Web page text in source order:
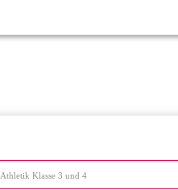
Athletik Klasse 3 und 4